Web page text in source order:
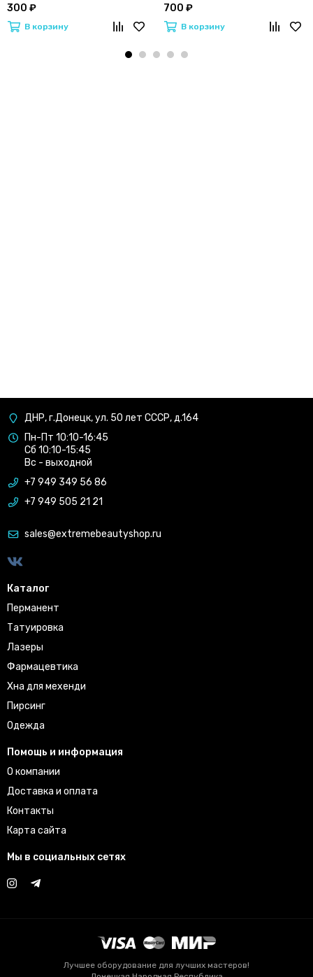
300 ₽
В корзину
700 ₽
В корзину
ДНР, г.Донецк, ул. 50 лет СССР, д.164
Пн-Пт 10:10-16:45
Сб 10:10-15:45
Вс - выходной
+7 949 349 56 86
+7 949 505 21 21
sales@extremebeautyshop.ru
Каталог
Перманент
Татуировка
Лазеры
Фармацевтика
Хна для мехенди
Пирсинг
Одежда
Помощь и информация
О компании
Доставка и оплата
Контакты
Карта сайта
Мы в социальных сетях
Лучшее оборудование для лучших мастеров!